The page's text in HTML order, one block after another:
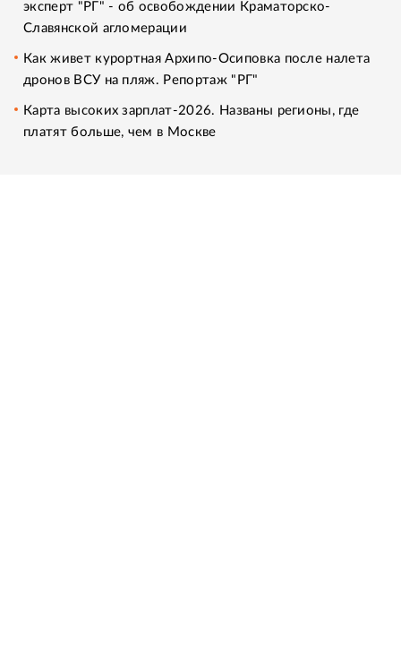
эксперт "РГ" - об освобождении Краматорско-
Славянской агломерации
Как живет курортная Архипо-Осиповка после налета
дронов ВСУ на пляж. Репортаж "РГ"
Карта высоких зарплат-2026. Названы регионы, где
платят больше, чем в Москве